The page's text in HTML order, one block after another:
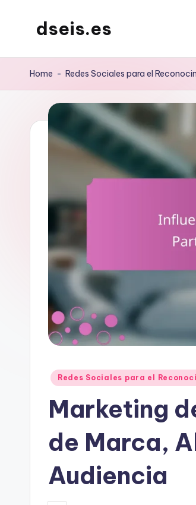
dseis.es
Home - Redes Sociales para el
Posted
Redes Sociales para el
Marketing
de Marca,
Audiencia